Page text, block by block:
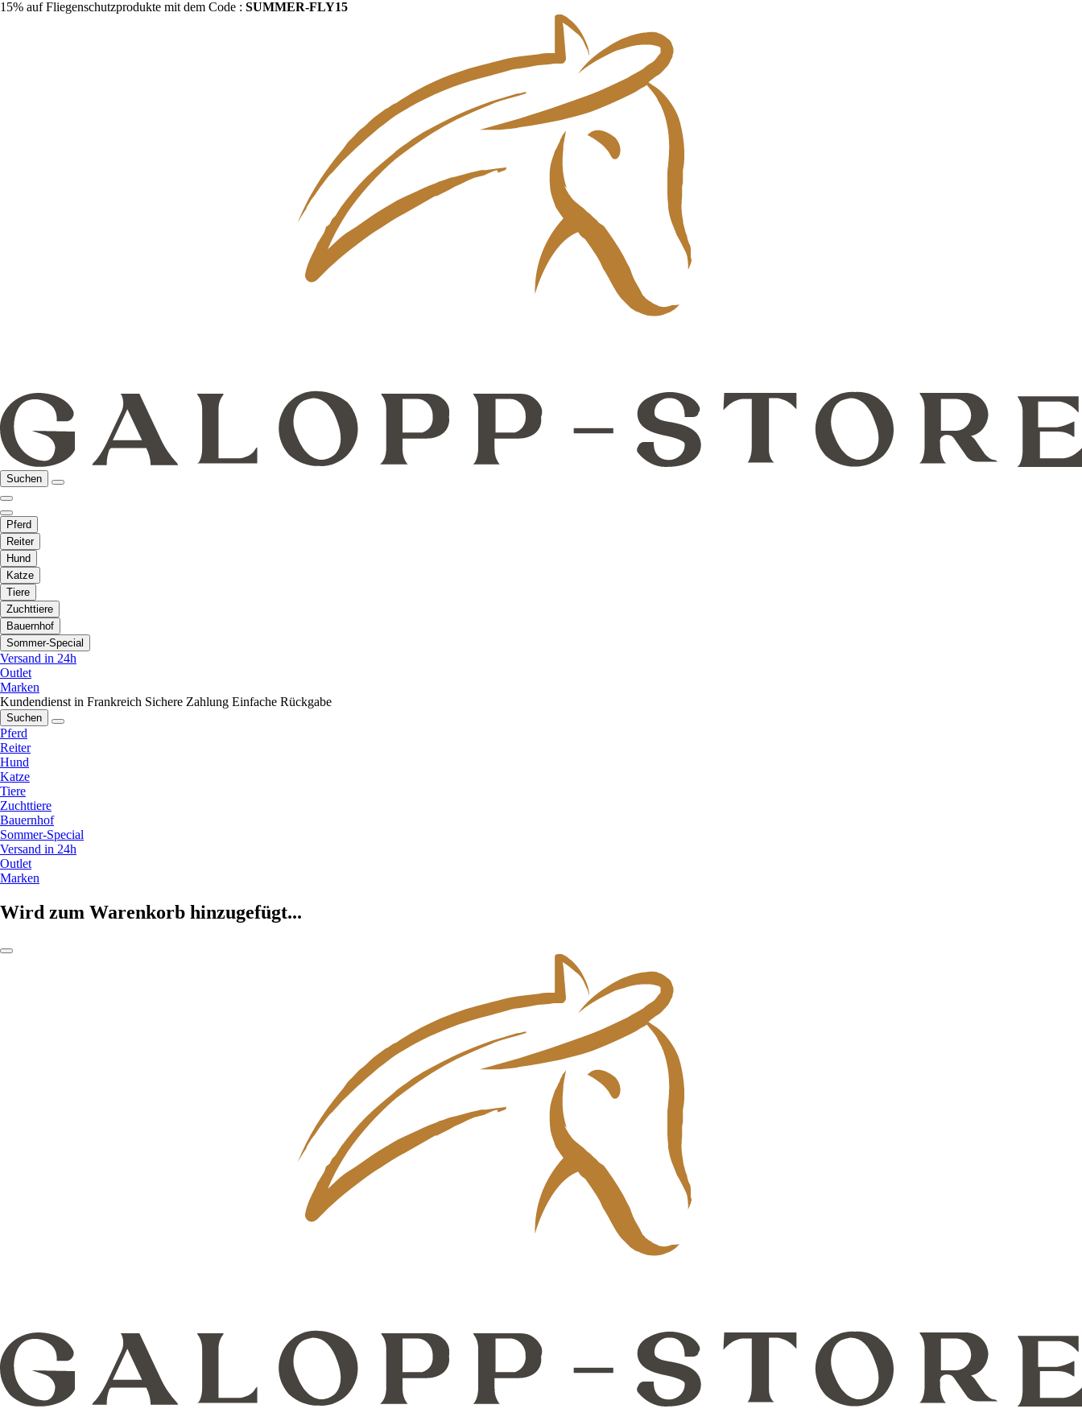
15% auf Fliegenschutzprodukte mit dem Code : SUMMER-FLY15
Suchen
Pferd
Reiter
Hund
Katze
Tiere
Zuchttiere
Bauernhof
Sommer-Special
Versand in 24h
Outlet
Marken
Kundendienst in Frankreich Sichere Zahlung Einfache Rückgabe
Suchen
Pferd
Reiter
Hund
Katze
Tiere
Zuchttiere
Bauernhof
Sommer-Special
Versand in 24h
Outlet
Marken
Wird zum Warenkorb hinzugefügt...